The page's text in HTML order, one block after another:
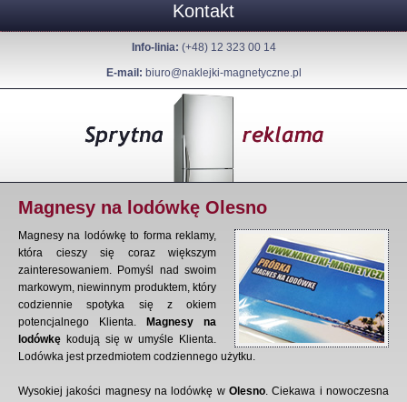
Kontakt
Info-linia: (+48) 12 323 00 14
E-mail: biuro@naklejki-magnetyczne.pl
Magnesy na lodówkę Olesno
Magnesy na lodówkę to forma reklamy,
która cieszy się coraz większym
zainteresowaniem. Pomyśl nad swoim
markowym, niewinnym produktem, który
codziennie spotyka się z okiem
potencjalnego Klienta. Magnesy na
lodówkę kodują się w umyśle Klienta.
Lodówka jest przedmiotem codziennego użytku.
Wysokiej jakości magnesy na lodówkę w Olesno. Ciekawa i nowoczesna